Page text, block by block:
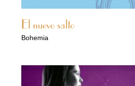
El nuevo salto
Bohemia